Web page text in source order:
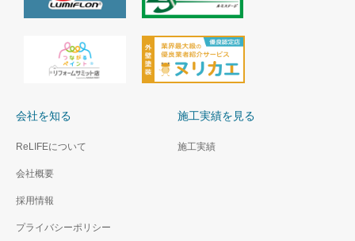
会社を知る
ReLIFEについて
会社概要
採用情報
プライバシーポリシー
施工実績を見る
施工実績